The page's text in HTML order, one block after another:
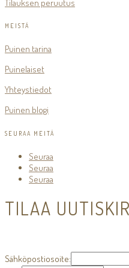
Tilauksen peruutus
MEISTÄ
Puinen tarina
Puinelaiset
Yhteystiedot
Puinen blogi
SEURAA MEITÄ
Seuraa
Seuraa
Seuraa
TILAA
Sähköpostiosoite: